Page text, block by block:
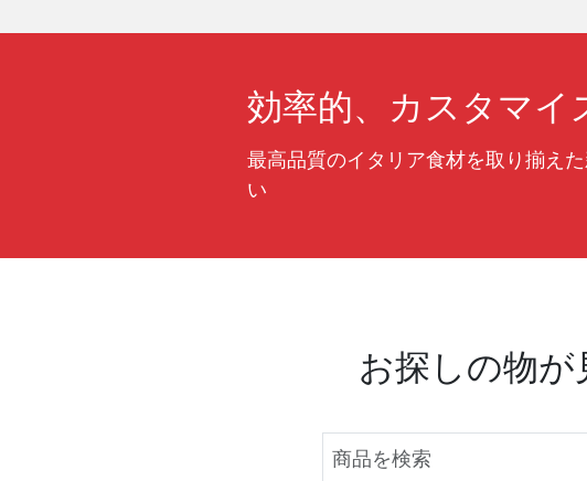
効率的、カスタマイ
最高品質のイタリア食材を取り揃え
い
お探しの物が